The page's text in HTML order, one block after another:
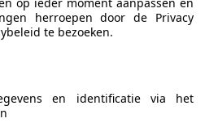
en genoot daarom een
Het voertuig was in de
vanaf slechts 20.000 pond in
met veel
dit een enorme
er graag gebruik van.
op ieder moment aanpassen en
herroepen door de Privacy
te bezoeken.
en identificatie via het